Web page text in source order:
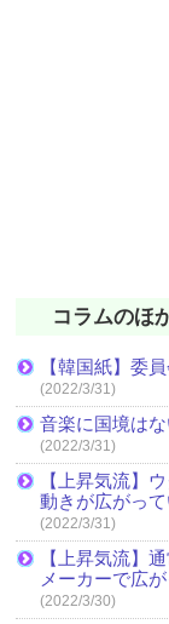
コラムのほ
【韓国紙】委
(2022/3/31)
音楽に国境は
(2022/3/31)
【上昇気流】
動きが広がって
(2022/3/31)
【上昇気流】
メーカーで広
(2022/3/30)